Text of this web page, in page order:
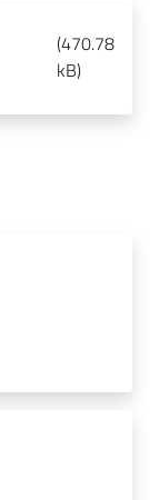
(470.78
kB)